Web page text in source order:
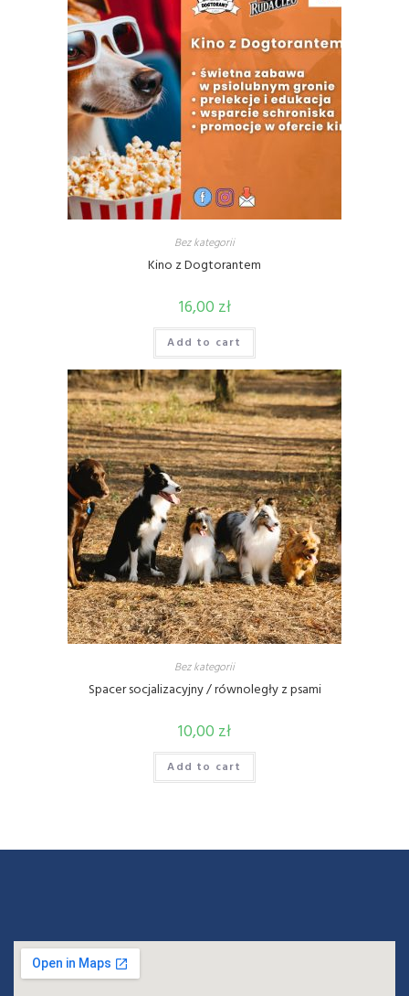
Bez kategorii
Kino z Dogtorantem
16,00 zł
Add to cart
Bez kategorii
Spacer socjalizacyjny / równoległy z psami
10,00 zł
Add to cart